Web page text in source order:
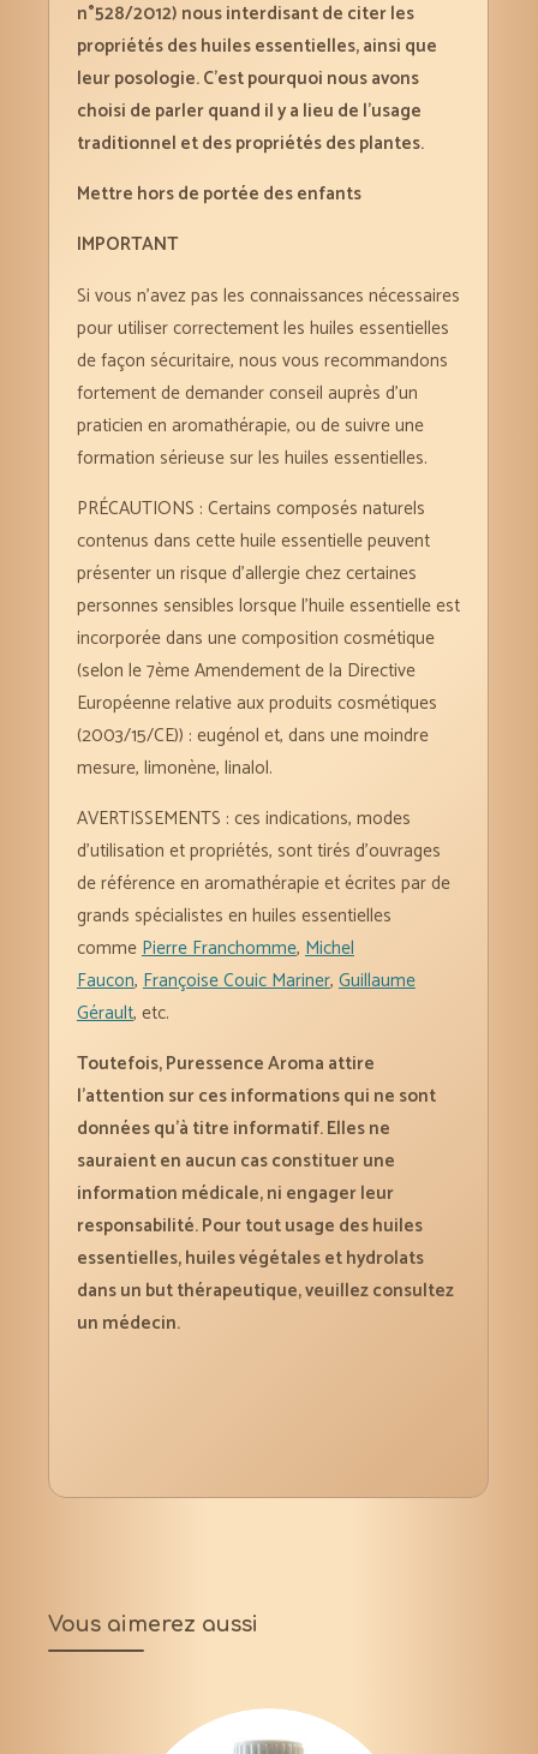
n°528/2012) nous interdisant de citer les
propriétés des huiles essentielles, ainsi que
leur posologie. C’est pourquoi nous avons
choisi de parler quand il y a lieu de l’usage
traditionnel et des propriétés des plantes.
Mettre hors de portée des enfants
IMPORTANT
Si vous n’avez pas les connaissances nécessaires
pour utiliser correctement les huiles essentielles
de façon sécuritaire, nous vous recommandons
fortement de demander conseil auprès d’un
praticien en aromathérapie, ou de suivre une
formation sérieuse sur les huiles essentielles.
PRÉCAUTIONS : Certains composés naturels
contenus dans cette huile essentielle peuvent
présenter un risque d’allergie chez certaines
personnes sensibles lorsque l’huile essentielle est
incorporée dans une composition cosmétique
(selon le 7ème Amendement de la Directive
Européenne relative aux produits cosmétiques
(2003/15/CE)) : eugénol et, dans une moindre
mesure, limonène, linalol.
AVERTISSEMENTS : ces indications, modes
d’utilisation et propriétés, sont tirés d’ouvrages
de référence en aromathérapie et écrites par de
grands spécialistes en huiles essentielles
commePierre Franchomme,Michel
Faucon,Françoise Couic Mariner,Guillaume
Gérault, etc.
Toutefois, Puressence Aroma attire
l’attention sur ces informations qui ne sont
données qu’à titre informatif. Elles ne
sauraient en aucun cas constituer une
information médicale, ni engager leur
responsabilité. Pour tout usage des huiles
essentielles, huiles végétales et hydrolats
dans un but thérapeutique, veuillez consultez
un médecin.
Vous aimerez aussi